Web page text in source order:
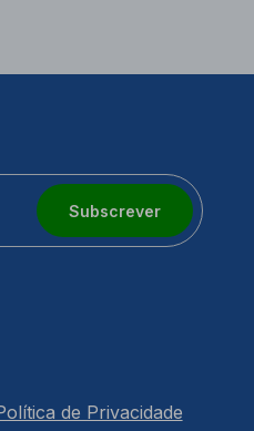
Subscrever
de Privacidade